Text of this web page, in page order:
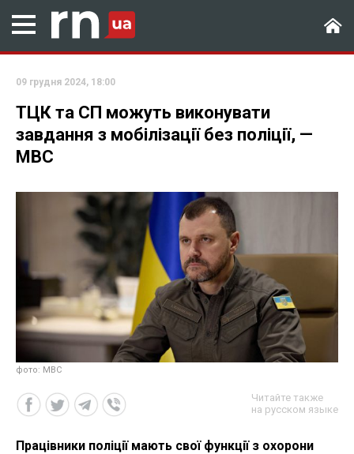
09 грудня 2024, 18:00
ТЦК та СП можуть виконувати
завдання з мобілізації без поліції, —
МВС
фото: МВС
Читайте также
на русском языке
Працівники поліції мають свої функції з охорони